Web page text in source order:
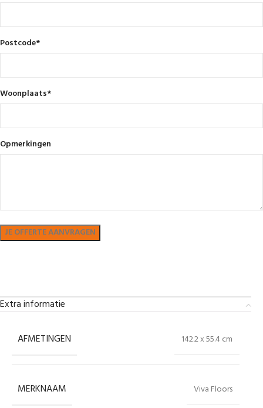
Postcode*
Woonplaats*
Opmerkingen
Extra informatie
AFMETINGEN 142.2 x 55.4 cm
MERKNAAM Viva Floors